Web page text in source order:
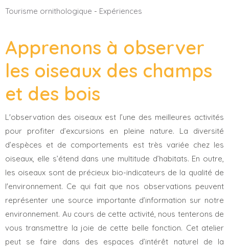
Tourisme ornithologique - Expériences
Apprenons à observer
les oiseaux des champs
et des bois
L'observation des oiseaux est l’une des meilleures activités
pour profiter d’excursions en pleine nature. La diversité
d’espèces et de comportements est très variée chez les
oiseaux, elle s’étend dans une multitude d’habitats. En outre,
les oiseaux sont de précieux bio-indicateurs de la qualité de
l'environnement. Ce qui fait que nos observations peuvent
représenter une source importante d’information sur notre
environnement. Au cours de cette activité, nous tenterons de
vous transmettre la joie de cette belle fonction. Cet atelier
peut se faire dans des espaces d’intérêt naturel de la